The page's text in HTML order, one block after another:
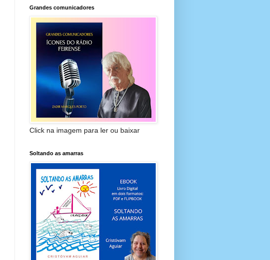
Grandes comunicadores
Click na imagem para ler ou baixar
Soltando as amarras